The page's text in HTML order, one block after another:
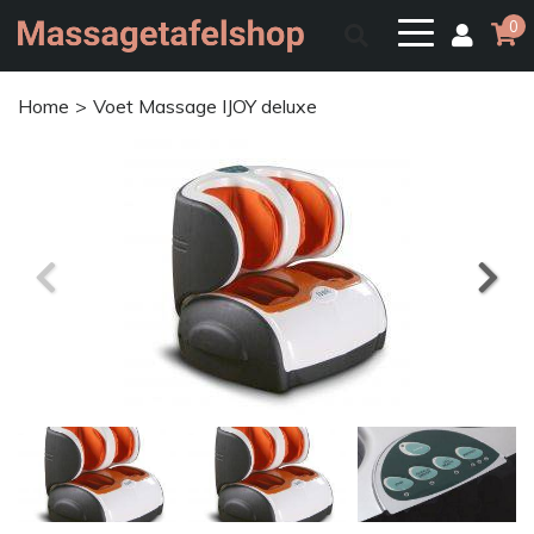
0
Home Voet Massage IJOY deluxe